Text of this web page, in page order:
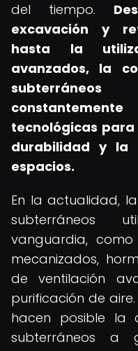
del tiempo.
excavación y
hasta la
avanzados, la
tecnológicas
durabilidad y la
espacios.
En la actualidad,
subterráneos
vanguardia,
mecanizados,
de ventilación
purificación de
hacen posible la
subterráneos a